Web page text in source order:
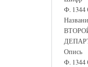
Ф. 1344
Опись
Ф. 1344